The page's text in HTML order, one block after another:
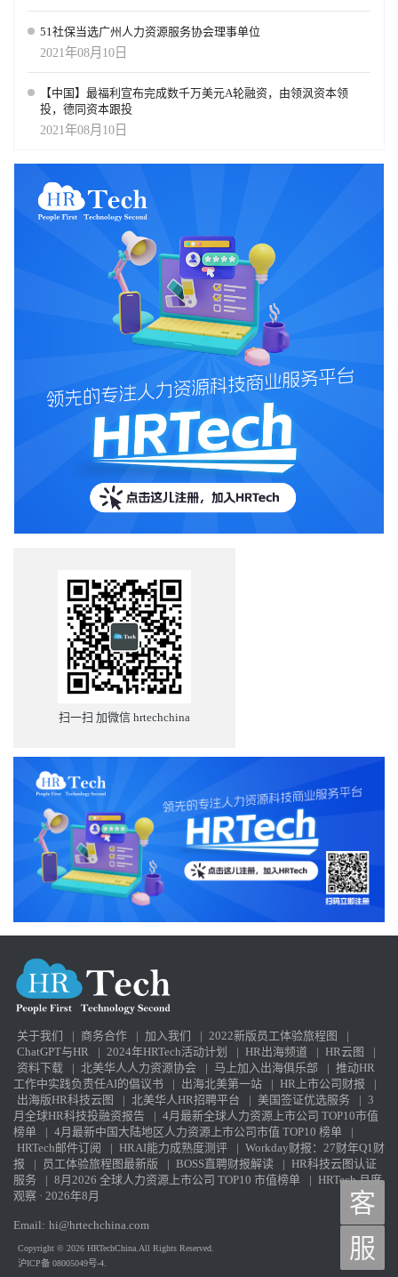
金额超4亿美元） 关于HRTech HRTech核心报道中国人力资源科技创
新企业及产品信息，关注并实时分享全球的人力资源科技资讯。同
时，以原创角度独家报道人力资源科技公司和创业公司；每月关注
并独家发布人力资源科技投融资数据及报告，业已成为人力资源科
技领域创业者以及行业精英获取全球人力资源科技行业资讯和动态
的主要渠道。
51社保当选广州人力资源服务协会理事单位
2021年08月10日
【中国】最福利宣布完成数千万美元A轮融资，由领沨资本领
投，德同资本跟投
2021年08月10日
扫一扫 加微信 hrtechchina
关于我们 | 商务合作 | 加入我们 | 2022新版员工体验旅程图
|
ChatGPT与HR
| 2024年HRTech活动计划 | HR出海频道 | HR云图
|
资料下载
| 北美华人人力资源协会 | 马上加入出海俱乐部 | 推动HR
工作中实践负责任AI的倡议书
| 出海北美第一站 | HR上市公司财报
|
出海版HR科技云图
| 北美华人HR招聘平台 | 美国签证优选服务 | 3
月全球HR科技投融资报告
| 4月最新全球人力资源上市公司 TOP10市值
榜单
| 4月最新中国大陆地区人力资源上市公司市值 TOP10 榜单
|
HRTech邮件订阅
| HRAI能力成熟度测评 | Workday财报：27财年Q1财
报
| 员工体验旅程图最新版 | BOSS直聘财报解读 | HR科技云图认证
服务
| 8月2026 全球人力资源上市公司 TOP10 市值榜单 | HRTech 月度
观察 · 2026年8月
Email: hi@hrtechchina.com
Copyright © 2026 HRTechChina.All Rights Reserved.
沪ICP备 08005049号-4.
客
服